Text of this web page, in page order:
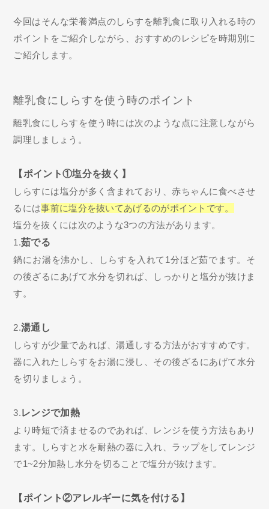
今回はそんな栄養満点のしらすを離乳食に取り入れる時の
ポイントをご紹介しながら、おすすめのレシピを時期別に
ご紹介します。
離乳食にしらすを使う時のポイント
離乳食にしらすを使う時には次のような点に注意しながら
調理しましょう。
【ポイント①塩分を抜く】
しらすには塩分が多く含まれており、赤ちゃんに食べさせ
るには事前に塩分を抜いてあげるのがポイントです。
塩分を抜くには次のような3つの方法があります。
1.茹でる
鍋にお湯を沸かし、しらすを入れて1分ほど茹でます。そ
の後ざるにあげて水分を切れば、しっかりと塩分が抜けま
す。
2.湯通し
しらすが少量であれば、湯通しする方法がおすすめです。
器に入れたしらすをお湯に浸し、その後ざるにあげて水分
を切りましょう。
3.レンジで加熱
より時短で済ませるのであれば、レンジを使う方法もあり
ます。しらすと水を耐熱の器に入れ、ラップをしてレンジ
で1~2分加熱し水分を切ることで塩分が抜けます。
【ポイント②アレルギーに気を付ける】